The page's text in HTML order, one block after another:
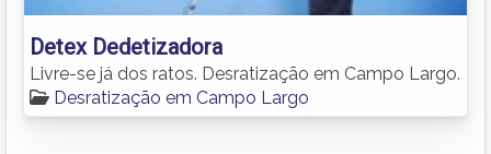
Detex Dedetizadora
Livre-se já dos ratos. Desratização em Campo Largo.
Desratização em Campo Largo